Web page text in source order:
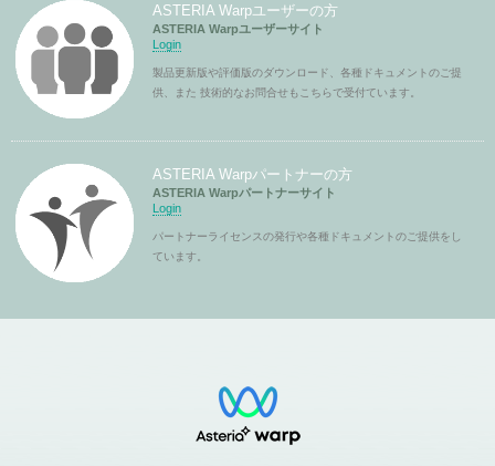
ASTERIA Warpユーザーの方
ASTERIA Warpユーザーサイト
Login
製品更新版や評価版のダウンロード、各種ドキュメントのご提
供、また 技術的なお問合せもこちらで受付ています。
ASTERIA Warpパートナーの方
ASTERIA Warpパートナーサイト
Login
パートナーライセンスの発行や各種ドキュメントのご提供をし
ています。